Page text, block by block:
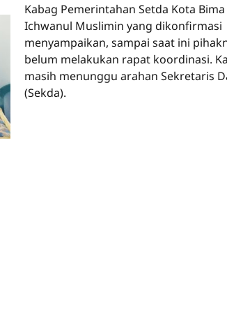
Kabag Pemerintahan Setda Kota Bima
Ichwanul Muslimin yang dikonfirmasi
menyampaikan, sampai saat ini
belum melakukan rapat koordinasi.
masih menunggu arahan Sekretaris
(Sekda).